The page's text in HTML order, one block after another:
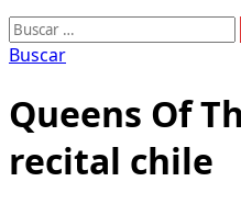
Buscar:
Buscar
Queens Of
recital chile